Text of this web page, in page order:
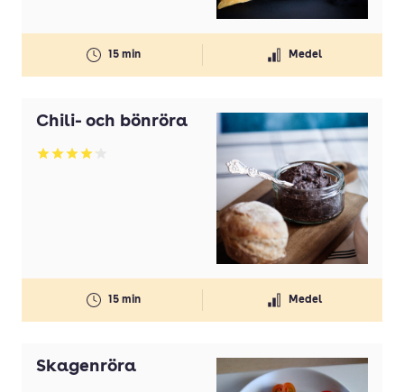
15 min Medel
Chili- och bönröra
Betyg: 4.12 av 5
15 min Medel
Skagenröra